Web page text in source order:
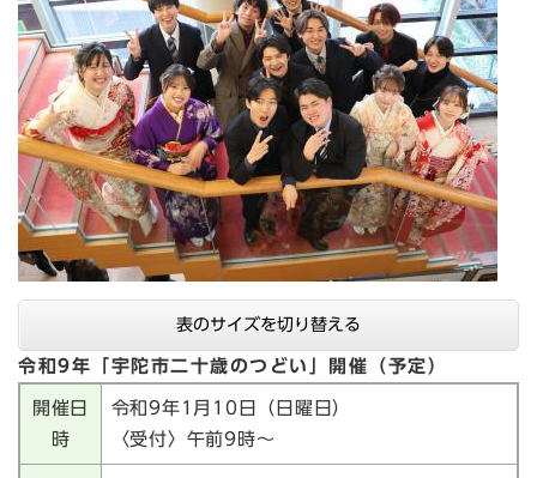
表のサイズを切り替える
令和9年「宇陀市二十歳のつどい」開催（予定）
開催日
時
令和9年1月10日（日曜日）
〈受付〉午前9時～